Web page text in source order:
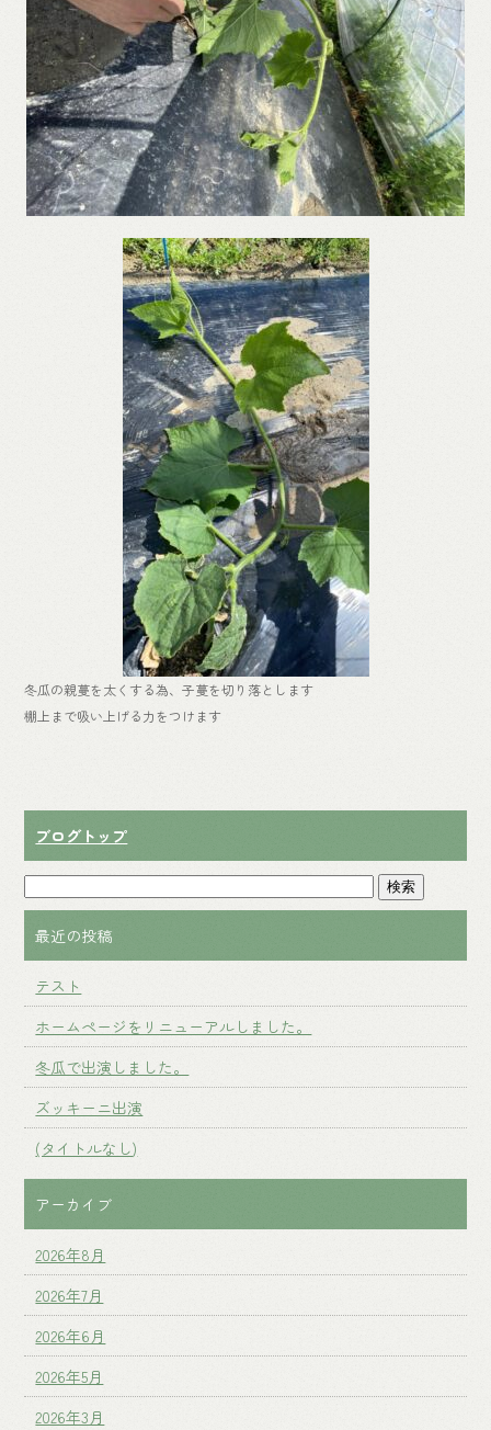
冬瓜の親蔓を太くする為、子蔓を切り落とします
棚上まで吸い上げる力をつけます
ブログトップ
最近の投稿
テスト
ホームページをリニューアルしました。
冬瓜で出演しました。
ズッキーニ出演
(タイトルなし)
アーカイブ
2026年8月
2026年7月
2026年6月
2026年5月
2026年3月